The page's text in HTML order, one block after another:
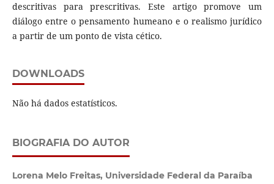
descritivas para prescritivas. Este artigo promove um
diálogo entre o pensamento humeano e o realismo jurídico
a partir de um ponto de vista cético.
DOWNLOADS
Não há dados estatísticos.
BIOGRAFIA DO AUTOR
Lorena Melo Freitas, Universidade Federal da Paraíba